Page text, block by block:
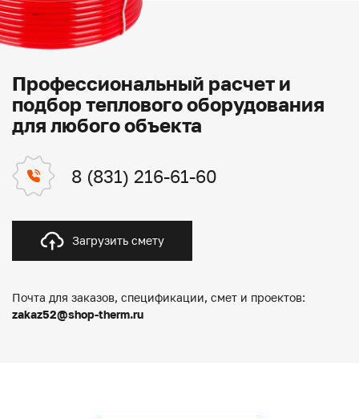
Профессиональный расчет и
подбор теплового оборудования
для любого объекта
8 (831) 216-61-60
Загрузить смету
Почта для заказов, спецификации, смет и проектов:
zakaz52@shop-therm.ru